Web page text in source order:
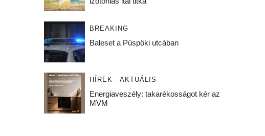
BREAKING
Baleset a Püspöki utcában
HÍREK - AKTUÁLIS
Energiaveszély: takarékosságot kér az
MVM